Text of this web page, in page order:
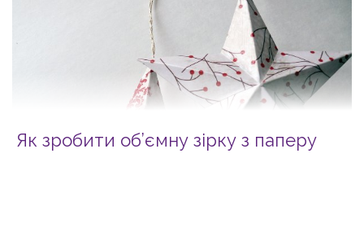
Як зробити об’ємну зірку з паперу